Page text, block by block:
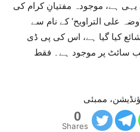
یہی ہے، موجودہ مفتیانِ کرام کی
علی التراویح‘ کے نام سے
کیا گیا ہے، اس کی پی ڈی
سائٹ پر موجود ہے۔ فقط
ممبئی
0
Shares